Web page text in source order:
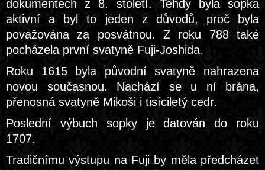
dokumentech z 8. století. Tehdy byla sopka
aktivní a byl to jeden z důvodů, proč byla
považována za posvátnou. Z roku 788 také
pocházela první svatyně Fuji-Joshida.
Roku 1615 byla původní svatyně nahrazena
novou současnou. Nachází se u ní brána,
přenosná svatyně Mikoši i tisíciletý cedr.
Poslední výbuch sopky je datován do roku
1707.
Tradičnímu výstupu na Fuji by měla předcházet